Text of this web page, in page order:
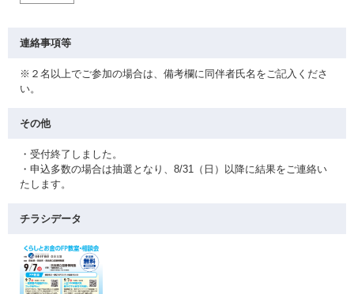
連絡事項等
※２名以上でご参加の場合は、備考欄に同伴者氏名をご記入くださ
い。
その他
・受付終了しました。
・申込多数の場合は抽選となり、8/31（日）以降に結果をご連絡い
たします。
チラシデータ